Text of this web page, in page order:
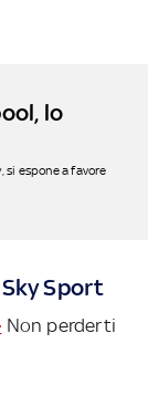
lo
si espone a favore
Sport
Non perderti